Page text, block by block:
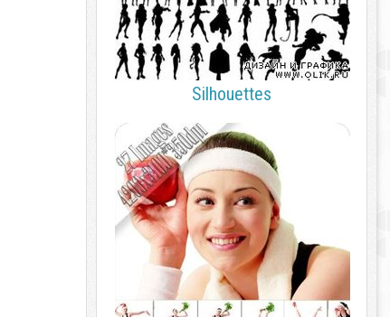
Silhouettes